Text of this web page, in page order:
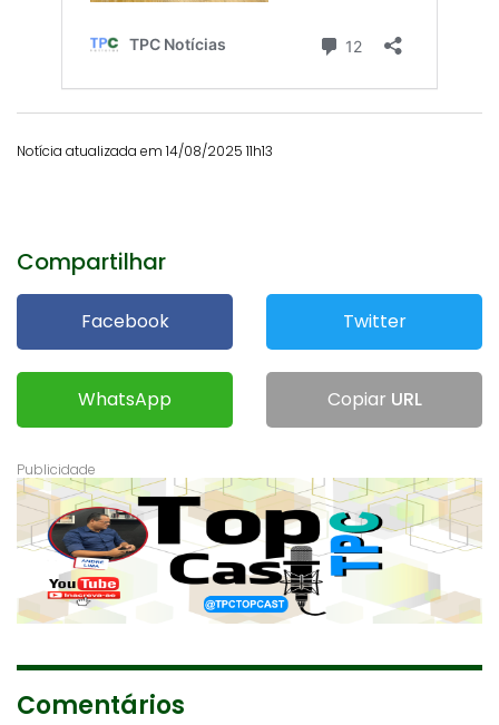
Notícia atualizada em 14/08/2025 11h13
Compartilhar
Facebook Twitter
WhatsApp Copiar URL
Comentários